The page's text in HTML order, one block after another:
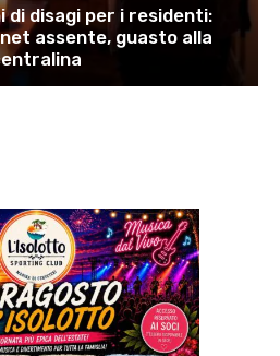
disagi per i residenti:
assente, guasto alla